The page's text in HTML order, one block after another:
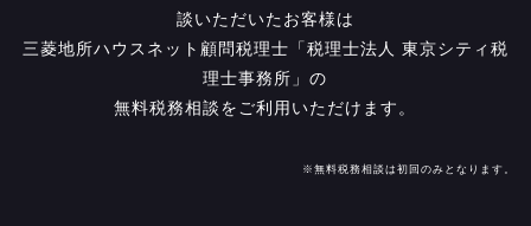
談いただいたお客様は
三菱地所ハウスネット顧問税理士「税理士法人 東京シティ税
理士事務所」の
無料税務相談をご利用いただけます。
※無料税務相談は初回のみとなります。